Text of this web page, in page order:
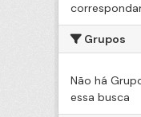
Grupos
Não há
essa busca